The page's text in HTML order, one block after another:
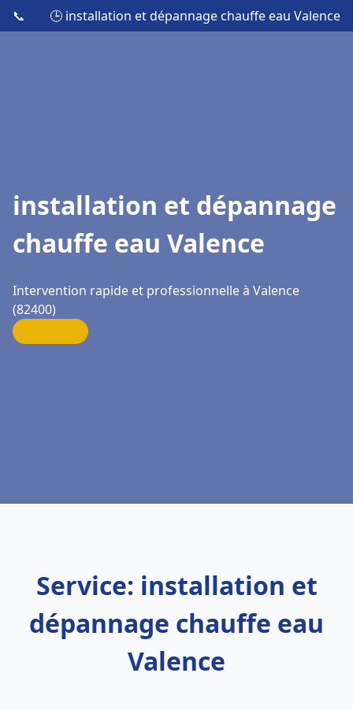
📞 🕒 installation et dépannage chauffe eau Valence
installation et dépannage
chauffe eau Valence
Intervention rapide et professionnelle à Valence
(82400)
Service: installation et
dépannage chauffe eau
Valence